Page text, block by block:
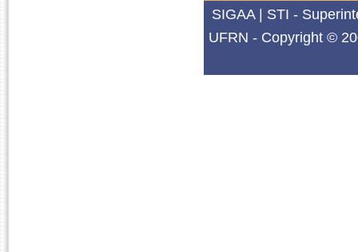
SIGAA | STI -
UFRN - Copyright ©